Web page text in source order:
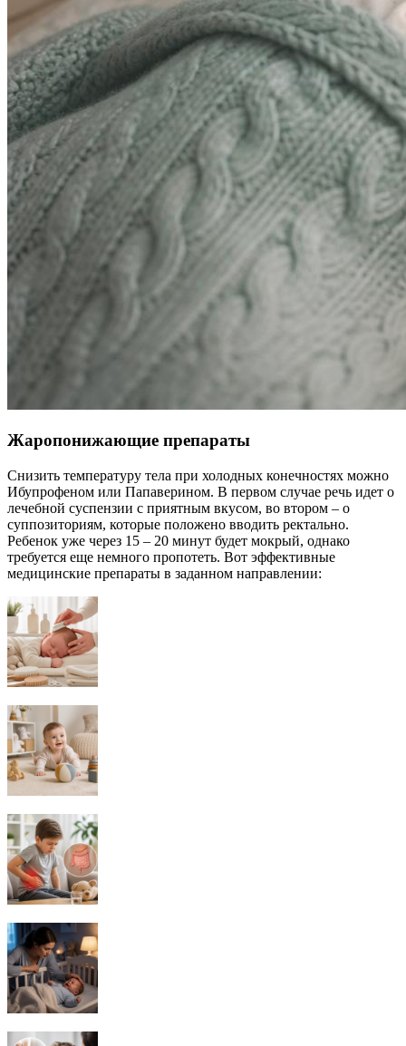
Жаропонижающие препараты
Снизить температуру тела при холодных конечностях можно
Ибупрофеном или Папаверином. В первом случае речь идет о
лечебной суспензии с приятным вкусом, во втором – о
суппозиториям, которые положено вводить ректально.
Ребенок уже через 15 – 20 минут будет мокрый, однако
требуется еще немного пропотеть. Вот эффективные
медицинские препараты в заданном направлении: